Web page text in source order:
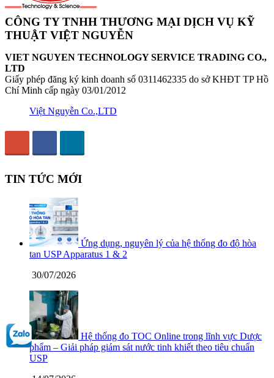
CÔNG TY TNHH THƯƠNG MẠI DỊCH VỤ KỸ
THUẬT VIỆT NGUYỄN
VIET NGUYEN TECHNOLOGY SERVICE TRADING CO.,
LTD
Giấy phép đăng ký kinh doanh số 0311462335 do sở KHĐT TP Hồ
Chí Minh cấp ngày 03/01/2012
Việt Nguyễn Co.,LTD
TIN TỨC MỚI
Ứng dụng, nguyên lý của hệ thống đo độ hòa
tan USP Apparatus 1 & 2
30/07/2026
Hệ thống đo TOC Online trong lĩnh vực Dược
phẩm – Giải pháp giám sát nước tinh khiết theo tiêu chuẩn
USP